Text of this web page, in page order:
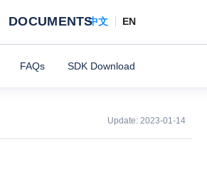
DOCUMENTS中文 EN
FAQs SDK Download
Update: 2023-01-14